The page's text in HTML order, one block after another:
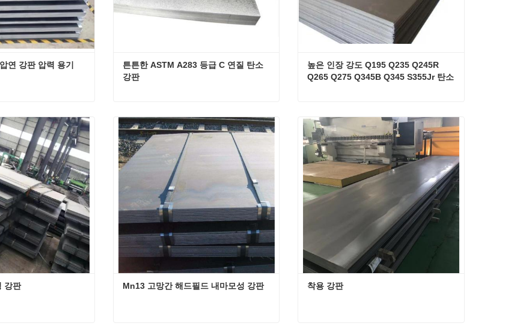
연 강판 압력 용기
A709 Gr50 열간압연 강판 압력 용기
오
튼튼한 ASTM A283 등급 C 연질 탄소
강판
튼튼한 ASTM A283 등급 C 연질 탄소 강판
지금 연락하십시오
높은 인장 강도 Q195 Q235 Q245R
Q265 Q275 Q345B Q345 S355Jr 탄소
높은 인장 강도 Q195 Q235 Q245R Q265 Q275 Q345B Q345 S355Jr 탄소 구조 강판 시트
지금 연락하십시오
강판 Mn13 고망간 해드필드 내마모성 강판 착용 강판